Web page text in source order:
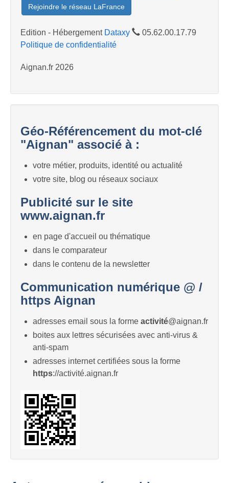
Rejoindre le réseau LaFrance
Edition - Hébergement Dataxy
05.62.00.17.79
Politique de confidentialité
Aignan.fr 2026
Géo-Référencement du mot-clé
"Aignan" associé à :
votre métier, produits, identité ou actualité
votre site, blog ou réseaux sociaux
Publicité sur le site
www.aignan.fr
en page d'accueil ou thématique
dans le comparateur
dans le contenu de la newsletter
Communication numérique @ /
https Aignan
adresses email sous la forme activité@aignan.fr
boites aux lettres sécurisées avec anti-virus &
anti-spam
adresses internet certifiées sous la forme
https://activité.aignan.fr